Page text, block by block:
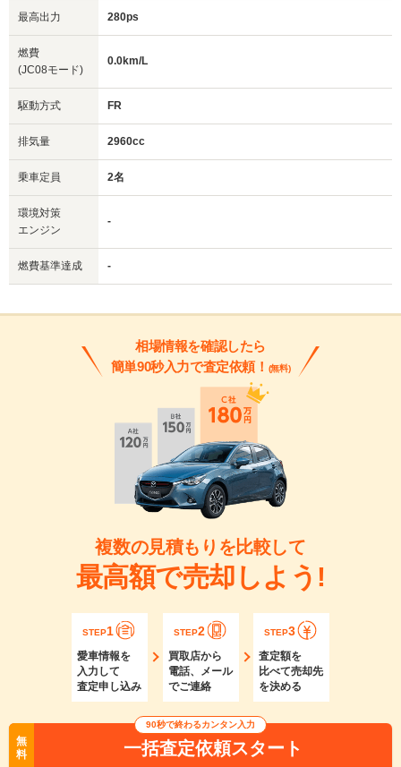
最高出力 280ps
燃費
(JC08モード)
0.0km/L
駆動方式 FR
排気量 2960cc
乗車定員 2名
環境対策
エンジン
-
燃費基準達成 -
相場情報を確認したら
簡単90秒入力で査定依頼！ (無料)
複数の見積もりを比較して
最高額で売却しよう!
STEP1
愛車情報を
入力して
査定申し込み
STEP2
買取店から
電話、メール
でご連絡
STEP3
査定額を
比べて売却先
を決める
無
料
90秒で終わるカンタン入力
一括査定依頼スタート